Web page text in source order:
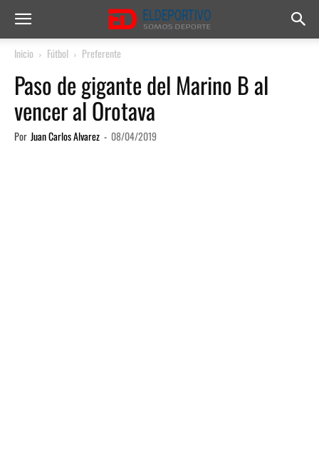
Inicio Fútbol Preferente
Paso de gigante del Marino B al
vencer al Orotava
Por Juan Carlos Alvarez - 08/04/2019